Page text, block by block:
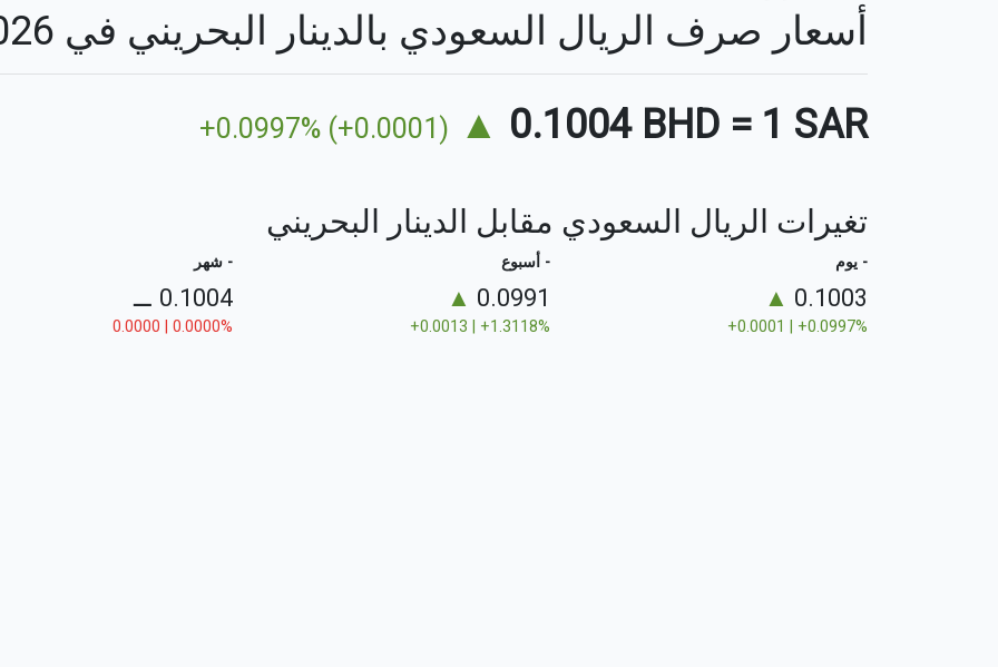
أسعار صرف الريال السعودي بالدينار البحريني في 06/08/2026
1 SAR
=
0.1004 BHD
▲
+0.0997% (+0.0001)
تغيرات الريال السعودي مقابل الدينار البحريني
- يوم
0.1003
▲
+0.0001 | +0.0997%
- أسبوع
0.0991
▲
+0.0013 | +1.3118%
- شهر
0.1004
⚊
0.0000 | 0.0000%